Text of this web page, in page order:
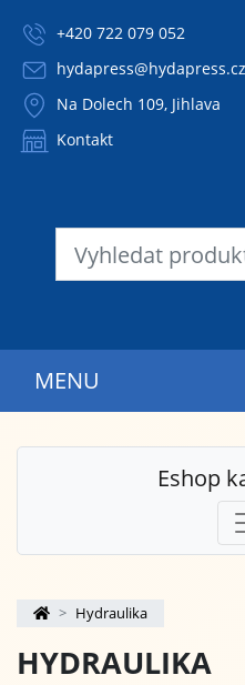
+420 722 079 052
hydapress@hydapress.cz
Na Dolech 109, Jihlava
Kontakt
MENU
Eshop
Hydraulika
HYDRAULIKA